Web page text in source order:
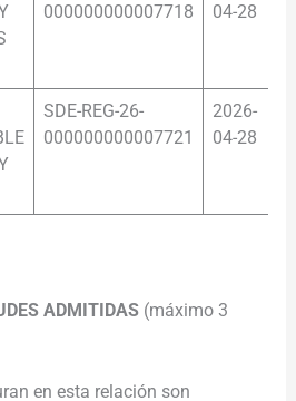
000000000007718
04-28
SDE-REG-26-
000000000007721
2026-
04-28
ADMITIDAS(máximo 3
en esta relación son